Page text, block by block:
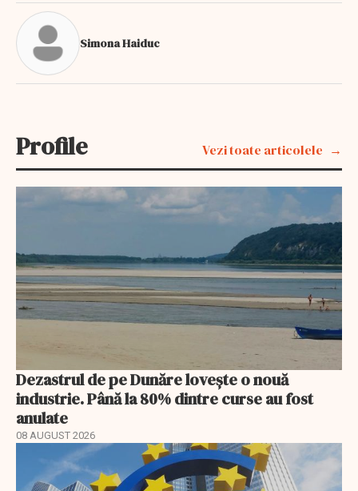
Simona Haiduc
Profile Vezi toate articolele
Dezastrul de pe Dunăre lovește o nouă
industrie. Până la 80% dintre curse au fost
anulate
08 AUGUST 2026